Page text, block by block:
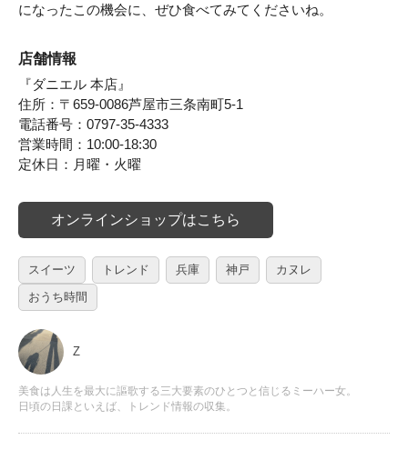
になったこの機会に、ぜひ食べてみてくださいね。
店舗情報
『ダニエル 本店』
住所：〒659-0086芦屋市三条南町5-1
電話番号：0797-35-4333
営業時間：10:00-18:30
定休日：月曜・火曜
オンラインショップはこちら
スイーツ トレンド 兵庫 神戸
カヌレ
おうち時間
Z
美食は人生を最大に謳歌する三大要素のひとつと信じるミーハー女。
日頃の日課といえば、トレンド情報の収集。